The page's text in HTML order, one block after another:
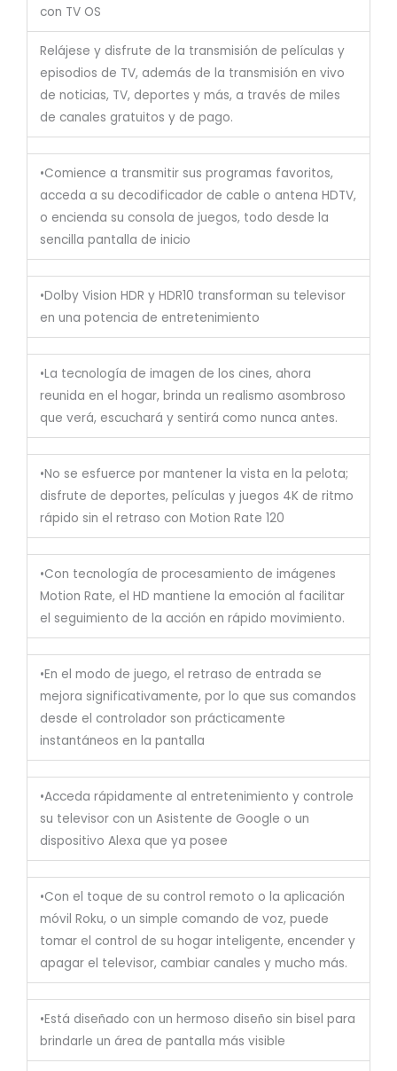
con TV OS
Relájese y disfrute de la transmisión de películas y
episodios de TV, además de la transmisión en vivo
de noticias, TV, deportes y más, a través de miles
de canales gratuitos y de pago.
•Comience a transmitir sus programas favoritos,
acceda a su decodificador de cable o antena HDTV,
o encienda su consola de juegos, todo desde la
sencilla pantalla de inicio
•Dolby Vision HDR y HDR10 transforman su televisor
en una potencia de entretenimiento
•La tecnología de imagen de los cines, ahora
reunida en el hogar, brinda un realismo asombroso
que verá, escuchará y sentirá como nunca antes.
•No se esfuerce por mantener la vista en la pelota;
disfrute de deportes, películas y juegos 4K de ritmo
rápido sin el retraso con Motion Rate 120
•Con tecnología de procesamiento de imágenes
Motion Rate, el HD mantiene la emoción al facilitar
el seguimiento de la acción en rápido movimiento.
•En el modo de juego, el retraso de entrada se
mejora significativamente, por lo que sus comandos
desde el controlador son prácticamente
instantáneos en la pantalla
•Acceda rápidamente al entretenimiento y controle
su televisor con un Asistente de Google o un
dispositivo Alexa que ya posee
•Con el toque de su control remoto o la aplicación
móvil Roku, o un simple comando de voz, puede
tomar el control de su hogar inteligente, encender y
apagar el televisor, cambiar canales y mucho más.
•Está diseñado con un hermoso diseño sin bisel para
brindarle un área de pantalla más visible